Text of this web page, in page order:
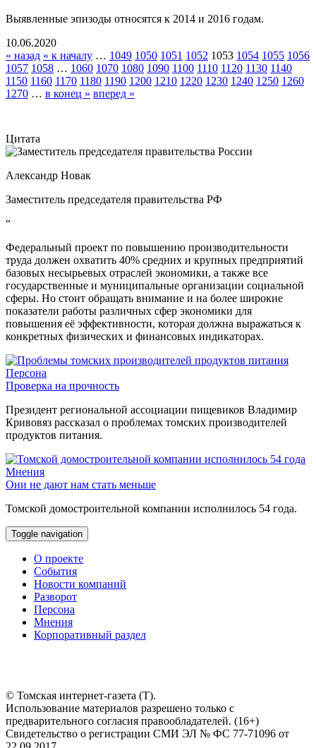
Выявленные эпизоды относятся к 2014 и 2016 годам.
10.06.2020
« назад « к началу … 1049 1050 1051 1052 1053 1054 1055 1056
1057 1058 … 1060 1070 1080 1090 1100 1110 1120 1130 1140
1150 1160 1170 1180 1190 1200 1210 1220 1230 1240 1250 1260
1270 … в конец » вперед »
Цитата
Александр Новак
Заместитель председателя правительства РФ
“
Федеральный проект по повышению производительности
труда должен охватить 40% средних и крупных предприятий
базовых несырьевых отраслей экономики, а также все
государственные и муниципальные организации социальной
сферы. Но стоит обращать внимание и на более широкие
показатели работы различных сфер экономики для
повышения её эффективности, которая должна выражаться к
конкретных физических и финансовых индикаторах.
Персона
Проверка на прочность
Президент региональной ассоциации пищевиков Владимир
Кривовяз рассказал о проблемах томских производителей
продуктов питания.
Мнения
Они не дают нам стать меньше
Томской домостроительной компании исполнилось 54 года.
Toggle navigation
О проекте
События
Новости компаний
Разворот
Персона
Мнения
Корпоративный раздел
© Томская интернет-газета (Т).
Использование материалов разрешено только с
предварительного согласия правообладателей. (16+)
Свидетельство о регистрации СМИ ЭЛ № ФС 77-71096 от